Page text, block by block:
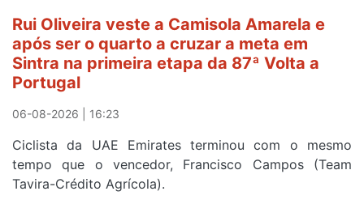
Rui Oliveira veste a Camisola Amarela e
após ser o quarto a cruzar a meta em
Sintra na primeira etapa da 87ª Volta a
Portugal
06-08-2026 | 16:23
Ciclista da UAE Emirates terminou com o mesmo
tempo que o vencedor, Francisco Campos (Team
Tavira-Crédito Agrícola).